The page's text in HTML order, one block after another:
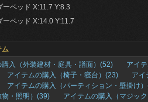
ーベッド X:11.7 Y:8.3
ーベッド X:14.0 Y:11.7
ム
購入（外装建材・庭具・譜面）(52)
アイ
アイテムの購入（椅子・寝台）(23)
アイ
アイテムの購入（パーティション・壁掛け
物・照明）(39)
アイテムの購入（マジッ